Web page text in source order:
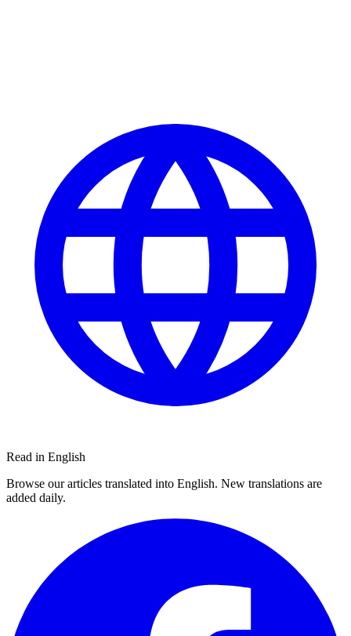
Read in English
Browse our articles translated into English. New translations are
added daily.